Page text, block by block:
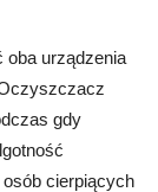
oba urządzenia
gdy
cierpiących